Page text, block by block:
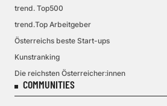
trend. Top500
trend.Top Arbeitgeber
Österreichs beste Start-ups
Kunstranking
Die reichsten Österreicher:innen
COMMUNITIES